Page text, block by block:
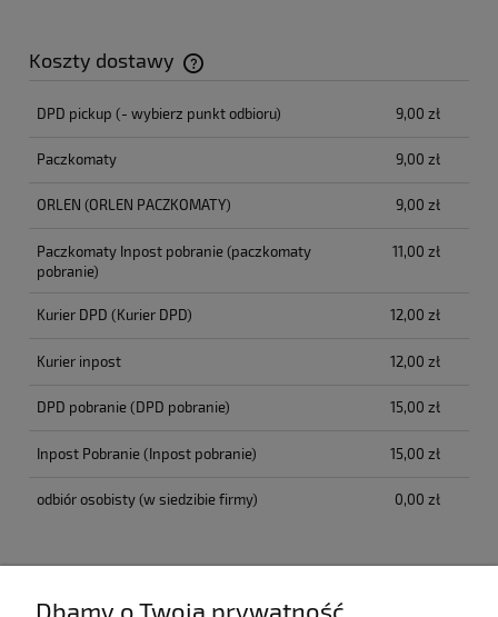
Koszty dostawy
Cena nie zawiera ewentualnych kosztów płatności
DPD pickup (- wybierz punkt odbioru) 9,00 zł
Paczkomaty 9,00 zł
ORLEN (ORLEN PACZKOMATY) 9,00 zł
Paczkomaty Inpost pobranie(paczkomaty
pobranie)
11,00 zł
Kurier DPD (Kurier DPD) 12,00 zł
Kurier inpost 12,00 zł
DPD pobranie(DPD pobranie) 15,00 zł
Inpost Pobranie(Inpost pobranie) 15,00 zł
odbiór osobisty(w siedzibie firmy) 0,00 zł
Dbamy o Twoją prywatność